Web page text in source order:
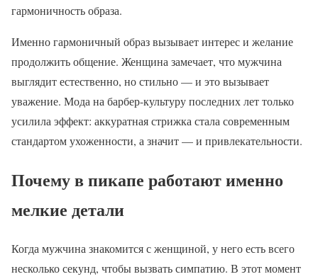
гармоничность образа.
Именно гармоничный образ вызывает интерес и желание
продолжить общение. Женщина замечает, что мужчина
выглядит естественно, но стильно — и это вызывает
уважение. Мода на барбер-культуру последних лет только
усилила эффект: аккуратная стрижка стала современным
стандартом ухоженности, а значит — и привлекательности.
Почему в пикапе работают именно
мелкие детали
Когда мужчина знакомится с женщиной, у него есть всего
несколько секунд, чтобы вызвать симпатию. В этот момент